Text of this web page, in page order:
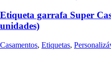
Etiqueta garrafa Super
unidades)
Casamentos, Etiquetas,